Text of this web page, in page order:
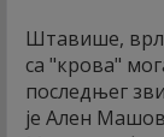
Штавише,
са "крова"
последњег
је Ален